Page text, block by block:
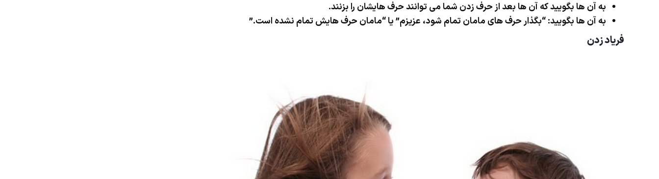
به آن ها بگویید که آن ها بعد از حرف زدن شما می توانند حرف هایشان را بزنند.
به آن ها بگویید: “بگذار حرف های مامان تمام شود، عزیزم” یا “مامان حرف هایش تمام نشده است.”
فریاد زدن